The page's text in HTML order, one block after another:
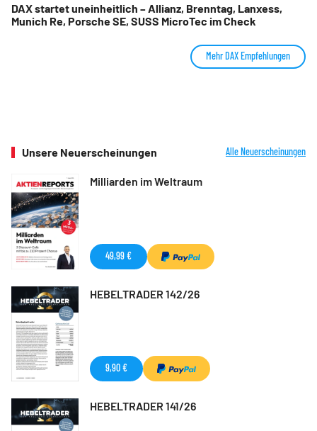
DAX startet uneinheitlich – Allianz, Brenntag, Lanxess,
Munich Re, Porsche SE, SUSS MicroTec im Check
Mehr DAX Empfehlungen
Unsere Neuerscheinungen Alle Neuerscheinungen
Milliarden im Weltraum
49,99 €
HEBELTRADER 142/26
9,90 €
HEBELTRADER 141/26